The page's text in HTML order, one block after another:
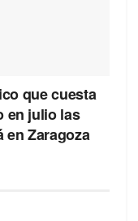
que cuesta
en julio las
en Zaragoza